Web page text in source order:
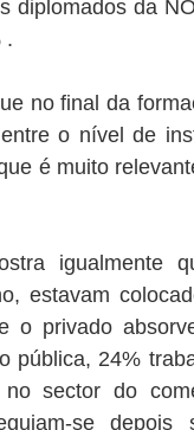
diplomados da
.
no final da
o nível de
é muito
igualmente
estavam
o privado
pública, 24%
sector do
se depois